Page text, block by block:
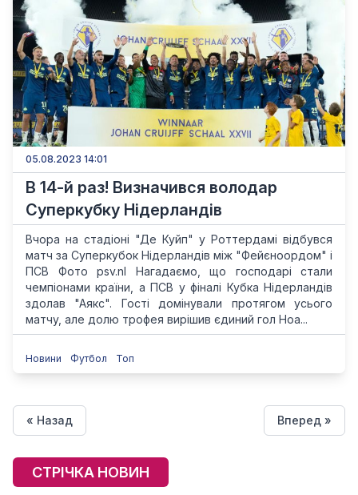
05.08.2023 14:01
В 14-й раз! Визначився володар
Суперкубку Нідерландів
Вчора на стадіоні "Де Куйп" у Роттердамі відбувся
матч за Суперкубок Нідерландів між "Фейєноордом" і
ПСВ Фото psv.nl Нагадаємо, що господарі стали
чемпіонами країни, а ПСВ у фіналі Кубка Нідерландів
здолав "Аякс". Гості домінували протягом усього
матчу, але долю трофея вирішив єдиний гол Ноа...
Новини Футбол Топ
« Назад Вперед »
СТРІЧКА НОВИН